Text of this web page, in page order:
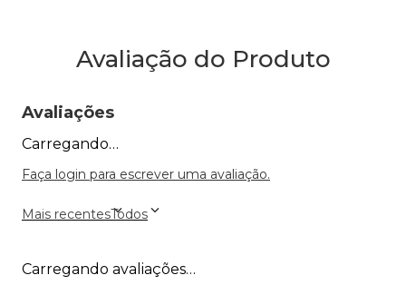
Avaliação do Produto
Avaliações
Carregando…
Faça login para escrever uma avaliação.
Mais recentesTodos
Carregando avaliações…